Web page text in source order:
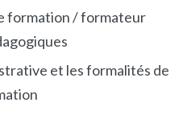
formation / formateur
et les formalités de